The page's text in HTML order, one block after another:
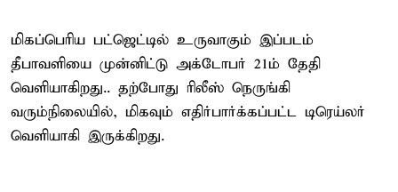
மிகப்பெரிய பட்ஜெட்டில் உருவாகும் இப்படம்
தீபாவளியை முன்னிட்டு அக்டோபர் 21ம் தேதி
வெளியாகிறது.. தற்போது ரிலீஸ் நெருங்கி
வரும்நிலையில், மிகவும் எதிர்பார்க்கப்பட்ட டிரெய்லர்
வெளியாகி இருக்கிறது.